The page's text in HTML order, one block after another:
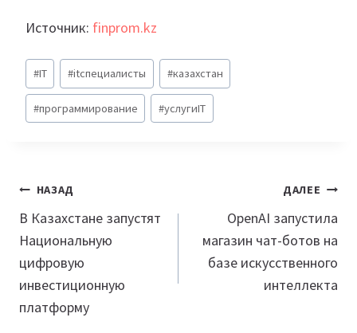
Источник: finprom.kz
Метки
записи:
#IT #itспециалисты #казахстан
#программирование #услугиIT
Навигация
по
записям
НАЗАД
В Казахстане запустят
Национальную
цифровую
инвестиционную
платформу
ДАЛЕЕ
OpenAI запустила
магазин чат-ботов на
базе искусственного
интеллекта